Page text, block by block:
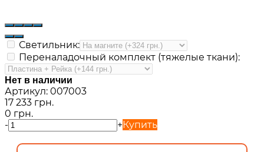
Светильник:
Переналадочный комплект (тяжелые ткани):
Нет в наличии
Артикул: 007003
17 233 грн.
0 грн.
-
+Купить